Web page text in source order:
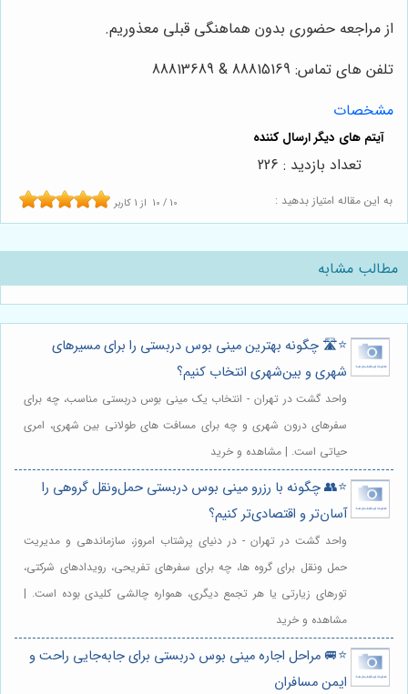
از مراجعه حضوری بدون هماهنگی قبلی معذوریم.
تلفن های تماس: 88815169 & 88813689
مشخصات
به این مقاله امتیاز بدهید : 10 / 10 از 1 کاربر
تعداد بازدید : 226
مطالب مشابه
⭐️🛣️ چگونه بهترین مینی بوس دربستی را برای مسیرهای
شهری و بین‌شهری انتخاب کنیم؟
واحد گشت در تهران - انتخاب یک مینی بوس دربستی مناسب، چه برای
سفرهای درون شهری و چه برای مسافت های طولانی بین شهری، امری
حیاتی است. | مشاهده و خرید
⭐️👥 چگونه با رزرو مینی بوس دربستی حمل‌ونقل گروهی را
آسان‌تر و اقتصادی‌تر کنیم؟
واحد گشت در تهران - در دنیای پرشتاب امروز، سازماندهی و مدیریت
حمل ونقل برای گروه ها، چه برای سفرهای تفریحی، رویدادهای شرکتی،
تورهای زیارتی یا هر تجمع دیگری، همواره چالشی کلیدی بوده است. |
مشاهده و خرید
⭐️🚐 مراحل اجاره مینی بوس دربستی برای جابه‌جایی راحت و
ایمن مسافران